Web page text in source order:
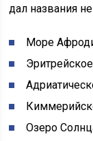
дал названия
Море
Озеро